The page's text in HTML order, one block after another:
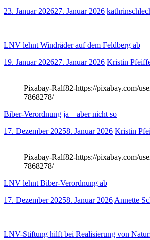
23. Januar 202627. Januar 2026
LNV lehnt Windräder auf dem Feldberg ab
19. Januar 202627. Januar 2026 Kristin
Pixabay-Ralf82-https://pixabay.com/
7868278/
Biber-Verordnung ja – aber nicht so
17. Dezember 20258. Januar 2026 Kristin
Pixabay-Ralf82-https://pixabay.com/
7868278/
LNV lehnt Biber-Verordnung ab
17. Dezember 20258. Januar 2026 Annette
LNV-Stiftung hilft bei Realisierung von